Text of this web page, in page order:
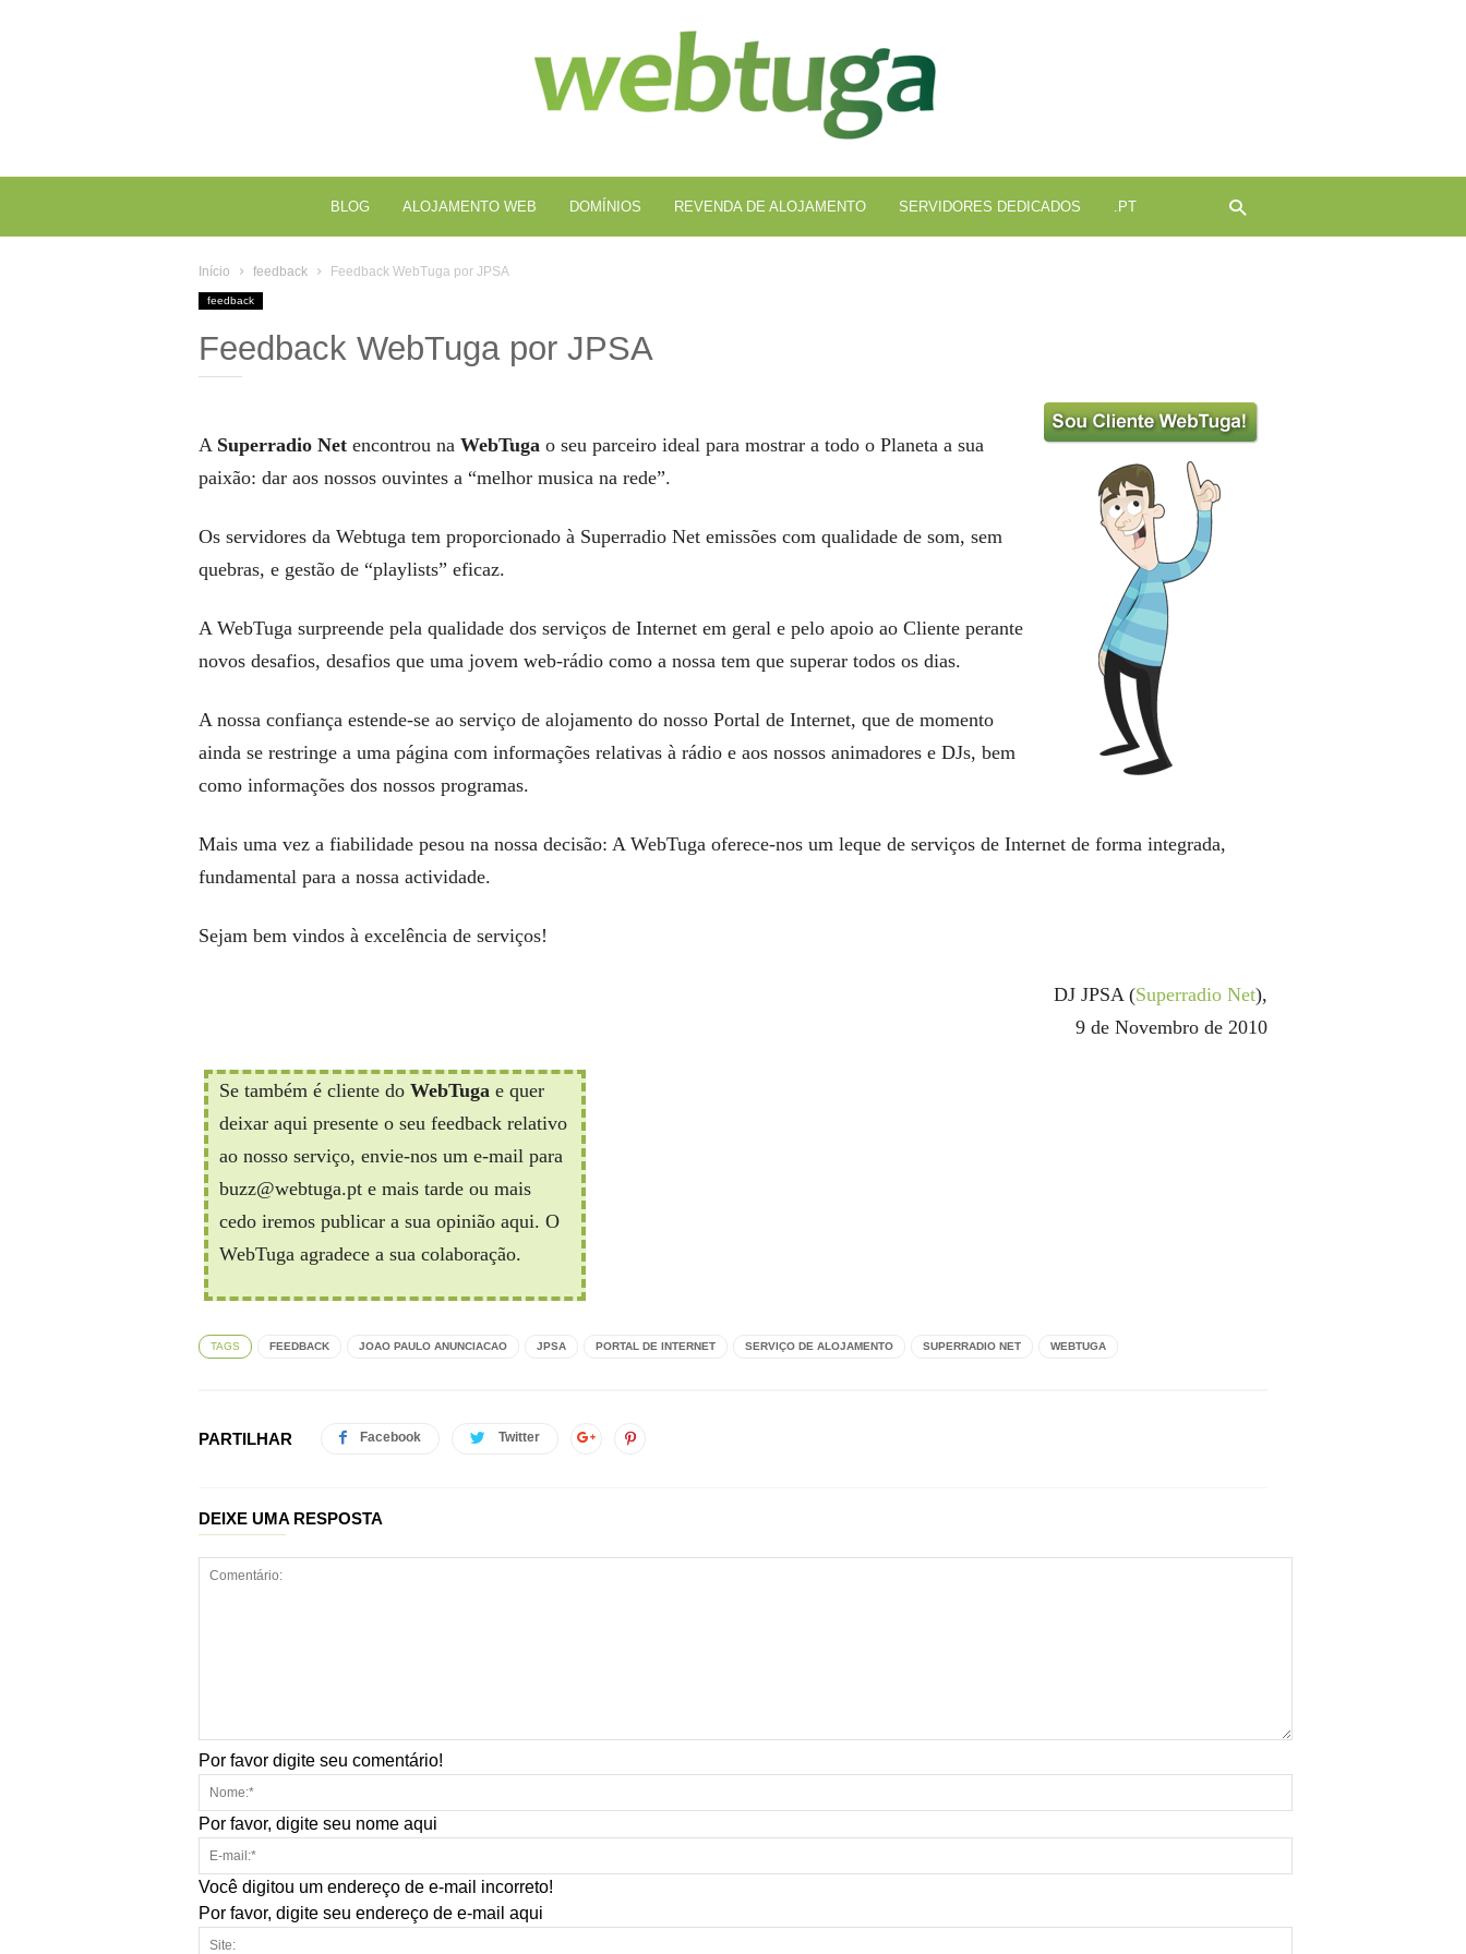
BLOG ALOJAMENTO WEB DOMÍNIOS REVENDA DE ALOJAMENTO SERVIDORES DEDICADOS .PT
Início feedback Feedback WebTuga por JPSA
feedback
Feedback WebTuga por JPSA
A Superradio Net encontrou na WebTuga o seu parceiro ideal para mostrar a todo o Planeta a sua
paixão: dar aos nossos ouvintes a “melhor musica na rede”.
Os servidores da Webtuga tem proporcionado à Superradio Net emissões com qualidade de som, sem
quebras, e gestão de “playlists” eficaz.
A WebTuga surpreende pela qualidade dos serviços de Internet em geral e pelo apoio ao Cliente perante
novos desafios, desafios que uma jovem web-rádio como a nossa tem que superar todos os dias.
A nossa confiança estende-se ao serviço de alojamento do nosso Portal de Internet, que de momento
ainda se restringe a uma página com informações relativas à rádio e aos nossos animadores e DJs, bem
como informações dos nossos programas.
Mais uma vez a fiabilidade pesou na nossa decisão: A WebTuga oferece-nos um leque de serviços de Internet de forma integrada,
fundamental para a nossa actividade.
Sejam bem vindos à excelência de serviços!
DJ JPSA (Superradio Net),
9 de Novembro de 2010
Se também é cliente do WebTuga e quer
deixar aqui presente o seu feedback relativo
ao nosso serviço, envie-nos um e-mail para
buzz@webtuga.pt e mais tarde ou mais
cedo iremos publicar a sua opinião aqui. O
WebTuga agradece a sua colaboração.
TAGS FEEDBACK JOAO PAULO ANUNCIACAO JPSA PORTAL DE INTERNET SERVIÇO DE ALOJAMENTO SUPERRADIO NET WEBTUGA
PARTILHAR Facebook Twitter
DEIXE UMA RESPOSTA
Por favor digite seu comentário!
Por favor, digite seu nome aqui
Você digitou um endereço de e-mail incorreto!
Por favor, digite seu endereço de e-mail aqui